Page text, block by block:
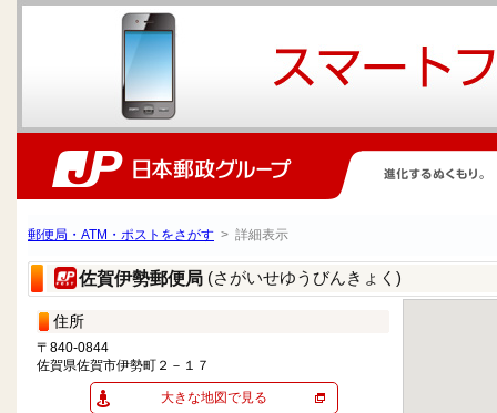
郵便局・ATM・ポストをさがす > 詳細表示
佐賀伊勢郵便局 (さがいせゆうびんきょく)
住所
〒840-0844
佐賀県佐賀市伊勢町２－１７
大きな地図で見る